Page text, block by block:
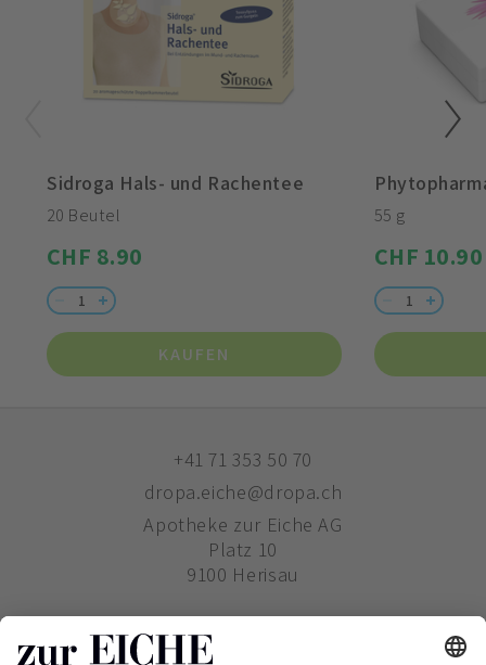
Sidroga Hals- und Rachentee
20 Beutel
CHF 8.90
KAUFEN
55 g
CHF 10.90
+41 71 353 50 70
dropa.eiche@dropa.ch
Apotheke zur Eiche AG
Platz 10
9100 Herisau
ZUR EICHE